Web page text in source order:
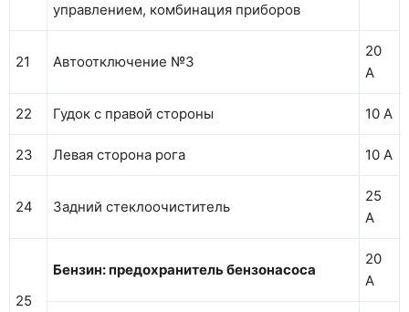
управлением, комбинация приборов
21 Автоотключение №3
20
А
22 Гудок с правой стороны 10 А
23 Левая сторона рога 10 А
24 Задний стеклоочиститель
25
А
25
Бензин: предохранитель бензонасоса
20
А